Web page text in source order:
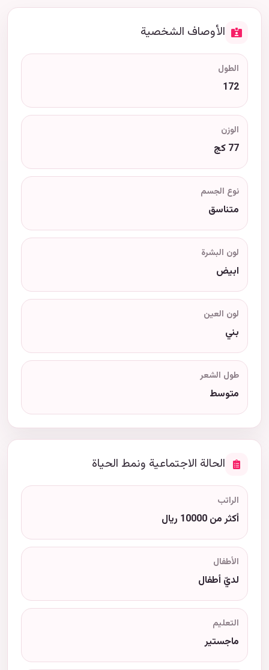
الأوصاف الشخصية
الطول
172
الوزن
77 كج
نوع الجسم
متناسق
لون البشرة
ابيض
لون العين
بني
طول الشعر
متوسط
الحالة الاجتماعية ونمط الحياة
الراتب
أكثر من 10000 ريال
الأطفال
لديّ أطفال
التعليم
ماجستير